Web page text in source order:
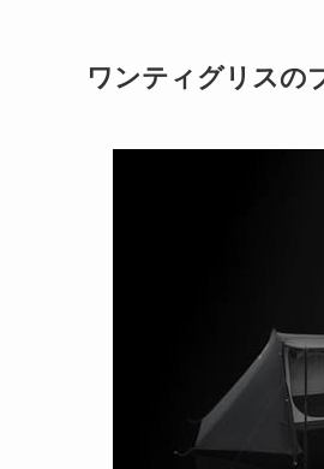
ワンティグリスの